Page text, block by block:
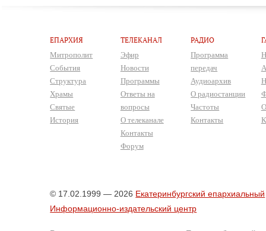
ЕПАРХИЯ
Митрополит
События
Структура
Храмы
Святые
История
ТЕЛЕКАНАЛ
Эфир
Новости
Программы
Ответы на
вопросы
О телеканале
Контакты
Форум
РАДИО
Программа
передач
Аудиоархив
О радиостанции
Частоты
Контакты
© 17.02.1999 — 2026 Екатеринбургский епархиальный
Информационно-издательский центр